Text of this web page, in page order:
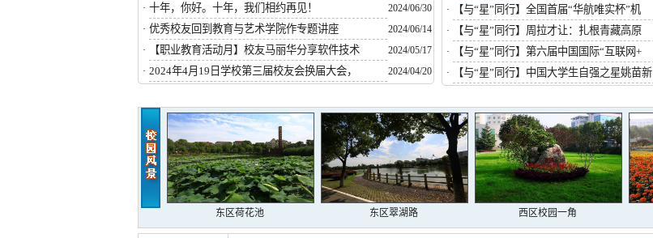
· 十年，你好。十年，我们相约再见！
2024/06/30
· 优秀校友回到教育与艺术学院作专题讲座
2024/06/14
·
【职业教育活动月】校友马丽华分享软件技术
2024/05/17
· 2024年4月19日学校第三届校友会换届大会， 2024/04/20
· 【与“星”同行】全国首届“华航唯实杯”机
·
【与“星”同行】周拉才让：扎根青藏高原
·
【与“星”同行】第六届中国国际“互联网+
·
【与“星”同行】中国大学生自强之星姚苗新
东区荷花池 东区翠湖路 西区校园一角